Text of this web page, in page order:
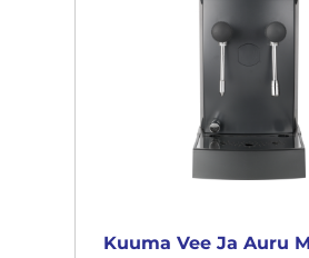
Kuuma Vee Ja Auru